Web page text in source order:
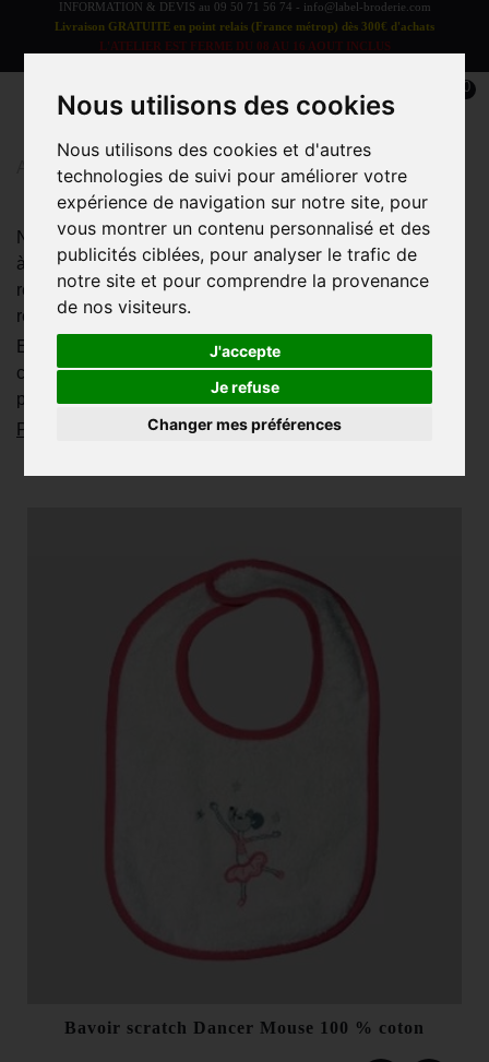
Nous utilisons des cookies
Nous utilisons des cookies et d'autres
technologies de suivi pour améliorer votre
expérience de navigation sur notre site, pour
vous montrer un contenu personnalisé et des
publicités ciblées, pour analyser le trafic de
notre site et pour comprendre la provenance
de nos visiteurs.
J'accepte
Je refuse
Changer mes préférences
INFORMATION & DEVIS au 09 50 71 56 74 - info@label-broderie.com
Livraison GRATUITE en point relais (France métrop) dès 300€ d'achats
L'ATELIER EST FERME DU 08 AU 16 AOUT INCLUS
0
Accueil > Bébé Bavoir
Nos bavoirs sont proposés avec une fermeture à cordons,
à scratch ou à pressions. En forme classique pour les
repas mais également plus chic en forme bandana pour
rester sec pendant les sorties de bébé.
Et pour le rendre encore plus sympa ou pour offrir un
cadeau original et unique, n'oubliez pas de le
personnaliser. Un prénom, un surnom, un pet...
Plus
Bavoir scratch Dancer Mouse 100 % coton